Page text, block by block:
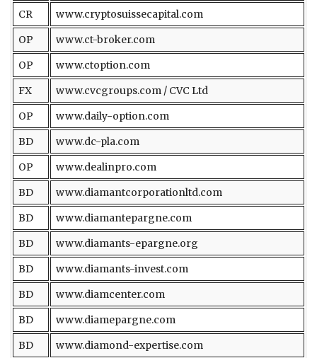
CR
www.cryptosuissecapital.com
OP
www.ct-broker.com
OP
www.ctoption.com
FX
www.cvcgroups.com / CVC Ltd
OP
www.daily-option.com
BD
www.dc-pla.com
OP
www.dealinpro.com
BD
www.diamantcorporationltd.com
BD
www.diamantepargne.com
BD
www.diamants-epargne.org
BD
www.diamants-invest.com
BD
www.diamcenter.com
BD
www.diamepargne.com
BD
www.diamond-expertise.com